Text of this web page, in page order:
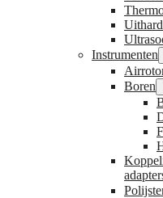
Instrumenten
Boren